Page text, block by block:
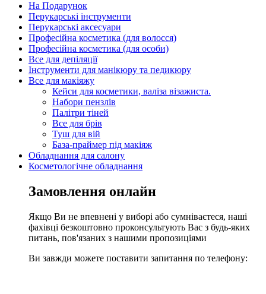
На Подарунок
Перукарські інструменти
Перукарські аксесуари
Професійна косметика (для волосся)
Професійна косметика (для особи)
Все для депіляції
Інструменти для манікюру та педикюру
Все для макіяжу
Кейси для косметики, валіза візажиста.
Набори пензлів
Палітри тіней
Все для брів
Туш для вій
База-праймер під макіяж
Обладнання для салону
Косметологічне обладнання
Замовлення онлайн
Якщо Ви не впевнені у виборі або сумніваєтеся, наші
фахівці безкоштовно проконсультують Вас з будь-яких
питань, пов'язаних з нашими пропозиціями
Ви завжди можете поставити запитання по телефону: